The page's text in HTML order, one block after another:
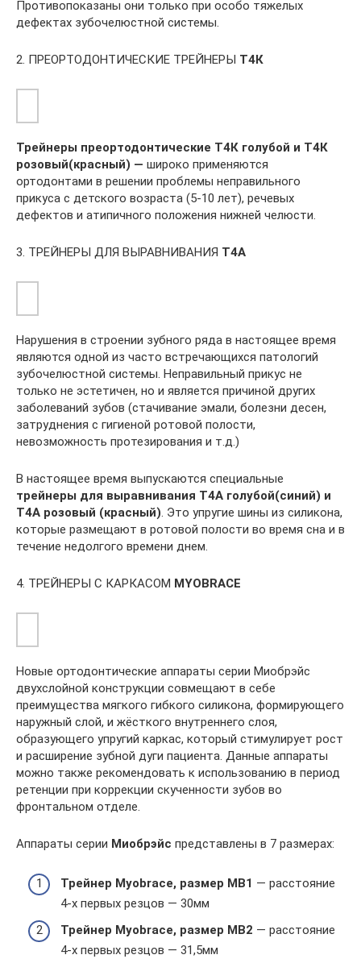
Противопоказаны они только при особо тяжелых
дефектах зубочелюстной системы.
2. ПРЕОРТОДОНТИЧЕСКИЕ ТРЕЙНЕРЫ Т4К
Трейнеры преортодонтические Т4К голубой и Т4К
розовый(красный) — широко применяются
ортодонтами в решении проблемы неправильного
прикуса с детского возраста (5-10 лет), речевых
дефектов и атипичного положения нижней челюсти.
3. ТРЕЙНЕРЫ ДЛЯ ВЫРАВНИВАНИЯ Т4А
Нарушения в строении зубного ряда в настоящее время
являются одной из часто встречающихся патологий
зубочелюстной системы. Неправильный прикус не
только не эстетичен, но и является причиной других
заболеваний зубов (стачивание эмали, болезни десен,
затруднения с гигиеной ротовой полости,
невозможность протезирования и т.д.)
В настоящее время выпускаются специальные
трейнеры для выравнивания T4A голубой(синий) и
T4A розовый (красный). Это упругие шины из силикона,
которые размещают в ротовой полости во время сна и в
течение недолгого времени днем.
4. ТРЕЙНЕРЫ С КАРКАСОМ MYOBRACE
Новые ортодонтические аппараты серии Миобрэйс
двухслойной конструкции совмещают в себе
преимущества мягкого гибкого силикона, формирующего
наружный слой, и жёсткого внутреннего слоя,
образующего упругий каркас, который стимулирует рост
и расширение зубной дуги пациента. Данные аппараты
можно также рекомендовать к использованию в период
ретенции при коррекции скученности зубов во
фронтальном отделе.
Аппараты серии Миобрэйс представлены в 7 размерах:
Трейнер Myobrace, размер MB1 — расстояние
4-х первых резцов — 30мм
Трейнер Myobrace, размер MB2 — расстояние
4-х первых резцов — 31,5мм